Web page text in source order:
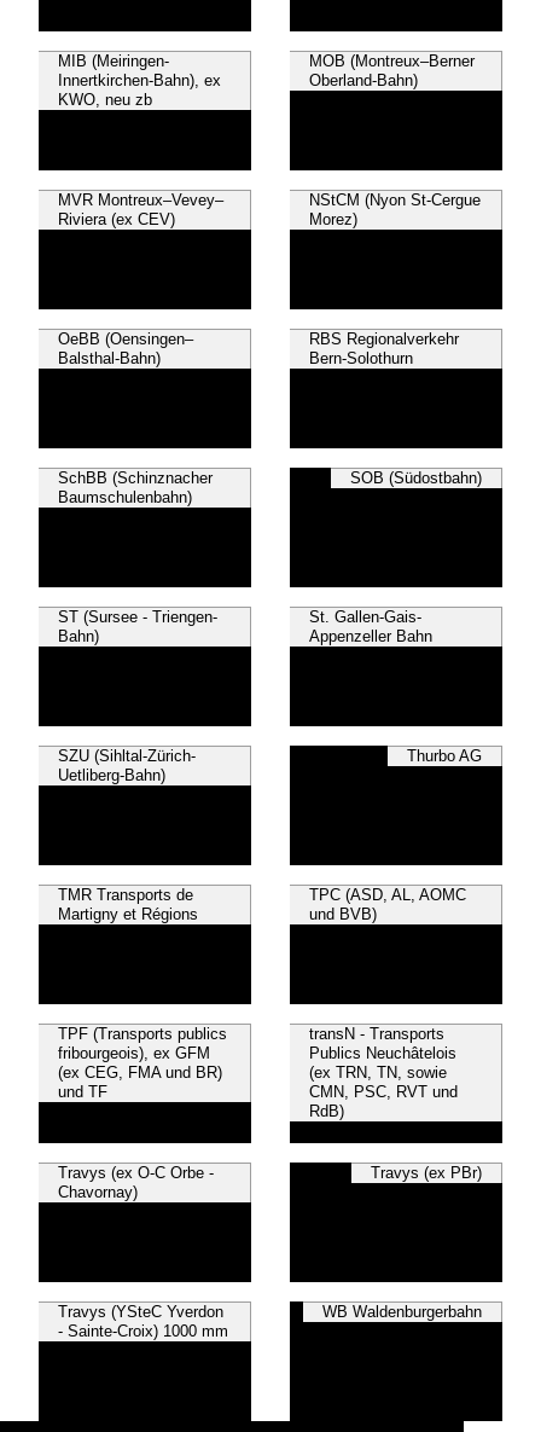
MIB (Meiringen-
Innertkirchen-Bahn), ex
KWO, neu zb
MOB (Montreux–Berner
Oberland-Bahn)
MVR Montreux–Vevey–
Riviera (ex CEV)
NStCM (Nyon St-Cergue
Morez)
OeBB (Oensingen–
Balsthal-Bahn)
RBS Regionalverkehr
Bern-Solothurn
SchBB (Schinznacher
Baumschulenbahn)
SOB (Südostbahn)
ST (Sursee - Triengen-
Bahn)
St. Gallen-Gais-
Appenzeller Bahn
SZU (Sihltal-Zürich-
Uetliberg-Bahn)
Thurbo AG
TMR Transports de
Martigny et Régions
TPC (ASD, AL, AOMC
und BVB)
TPF (Transports publics
fribourgeois), ex GFM
(ex CEG, FMA und BR)
und TF
transN - Transports
Publics Neuchâtelois
(ex TRN, TN, sowie
CMN, PSC, RVT und
RdB)
Travys (ex O-C Orbe -
Chavornay)
Travys (ex PBr)
Travys (YSteC Yverdon
- Sainte-Croix) 1000 mm
WB Waldenburgerbahn